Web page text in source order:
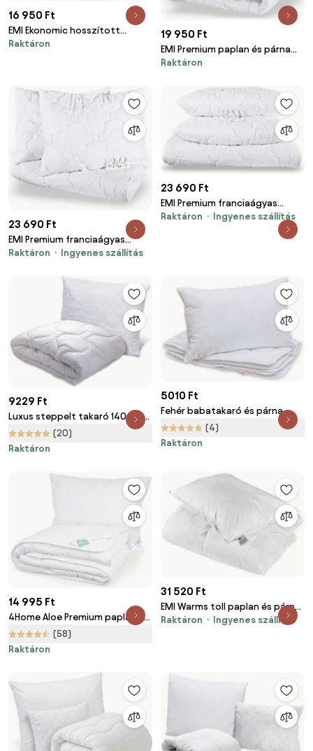
16 950 Ft
EMI Ekonomic hosszított
paplan és párna készlet
Raktáron
19 950 Ft
EMI Premium paplan és párna
készlet 140x200 cm + 70x90 cm
Raktáron
23 690 Ft
EMI Premium franciaágyas
paplan és párna szett 200x220
Raktáron Ingyenes szállítás
23 690 Ft
EMI Premium franciaágyas
paplan és párna készlet
200x200 cm + 2 db 70x90 cm
Raktáron Ingyenes szállítás
9229 Ft
Luxus steppelt takaró 140x200
cm, 50x70 cm-es párnával
(20)
Raktáron
5010 Ft
Fehér babatakaró és párna
(4)
Raktáron
14 995 Ft
4Home Aloe Premium paplan és
párnák szett, 140 x 200 cm, 70
x 90 cm
(58)
Raktáron
31 520 Ft
EMI Warms toll paplan és párna
készlet 140x200 cm + 50x70 cm
Raktáron Ingyenes szállítás